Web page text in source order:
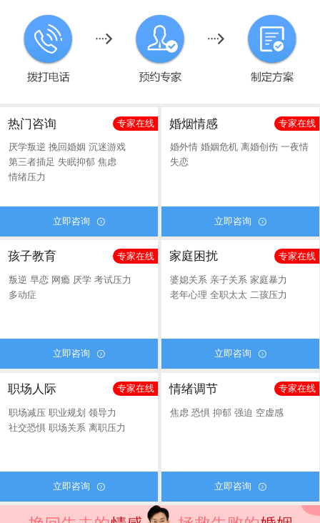
热门咨询 专家在线
厌学叛逆 挽回婚姻 沉迷游戏
第三者插足 失眠抑郁 焦虑
情绪压力
立即咨询 
婚烟情感 专家在线
婚外情 婚姻危机 离婚创伤 一夜情
失恋
立即咨询 
孩子教育 专家在线
叛逆 早恋 网瘾 厌学 考试压力
多动症
立即咨询 
家庭困扰 专家在线
婆媳关系 亲子关系 家庭暴力
老年心理 全职太太 二孩压力
立即咨询 
职场人际 专家在线
职场减压 职业规划 领导力
社交恐惧 职场关系 离职压力
立即咨询 
情绪调节 专家在线
焦虑 恐惧 抑郁 强迫 空虚感
立即咨询 